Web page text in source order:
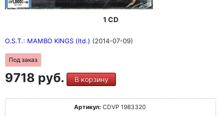
1 CD
O.S.T.: MAMBO KINGS (ltd.) (2014-07-09)
Под заказ
9718 руб. В корзину
Артикул: CDVP 1983320